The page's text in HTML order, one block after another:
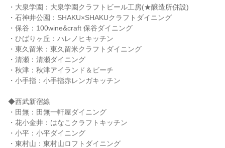
・大泉学園：大泉学園クラフトビール工房(★醸造所併設)
・石神井公園：SHAKU×SHAKUクラフトダイニング
・保谷：100wine&craft 保谷ダイニング
・ひばりヶ丘：ハレノヒキッチン
・東久留米：東久留米クラフトダイニング
・清瀬：清瀬ダイニング
・秋津：秋津アイランド＆ビーチ
・小手指：小手指赤レンガキッチン
◆西武新宿線
・田無：田無一軒屋ダイニング
・花小金井：はなこクラフトキッチン
・小平：小平ダイニング
・東村山：東村山ロフトダイニング